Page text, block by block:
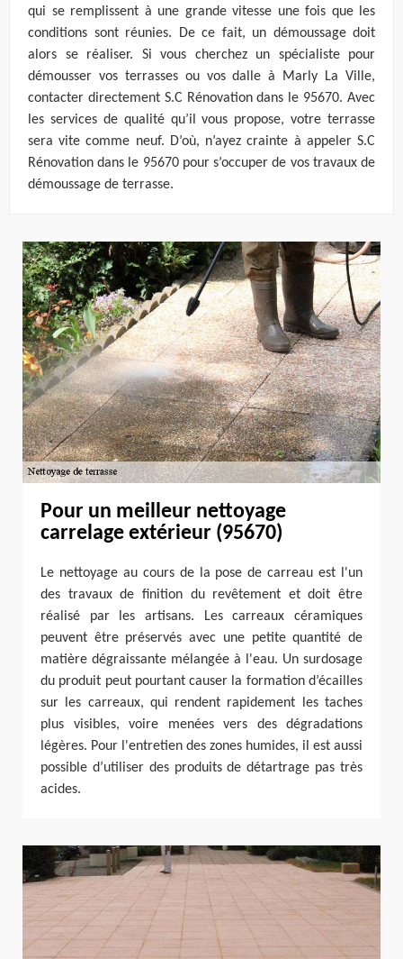
qui se remplissent à une grande vitesse une fois que les
conditions sont réunies. De ce fait, un démoussage doit
alors se réaliser. Si vous cherchez un spécialiste pour
démousser vos terrasses ou vos dalle à Marly La Ville,
contacter directement S.C Rénovation dans le 95670. Avec
les services de qualité qu’il vous propose, votre terrasse
sera vite comme neuf. D’où, n’ayez crainte à appeler S.C
Rénovation dans le 95670 pour s’occuper de vos travaux de
démoussage de terrasse.
Pour un meilleur nettoyage
carrelage extérieur (95670)
Le nettoyage au cours de la pose de carreau est l'un
des travaux de finition du revêtement et doit être
réalisé par les artisans. Les carreaux céramiques
peuvent être préservés avec une petite quantité de
matière dégraissante mélangée à l'eau. Un surdosage
du produit peut pourtant causer la formation d’écailles
sur les carreaux, qui rendent rapidement les taches
plus visibles, voire menées vers des dégradations
légères. Pour l'entretien des zones humides, il est aussi
possible d’utiliser des produits de détartrage pas très
acides.